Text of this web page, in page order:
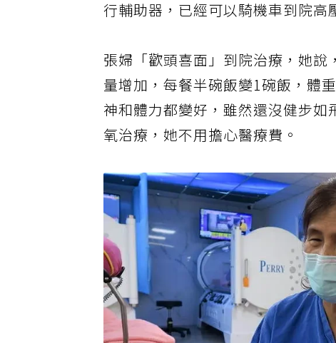
行輔助器，已經可以騎機車到院高
張婦「歡頭喜面」到院治療，她
量增加，每餐半碗飯變1碗飯，體
神和體力都變好，雖然還沒健步
氧治療，她不用擔心醫療費。